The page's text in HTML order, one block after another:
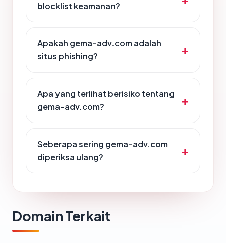
blocklist keamanan?
Apakah gema-adv.com adalah
situs phishing?
Apa yang terlihat berisiko tentang
gema-adv.com?
Seberapa sering gema-adv.com
diperiksa ulang?
Domain Terkait